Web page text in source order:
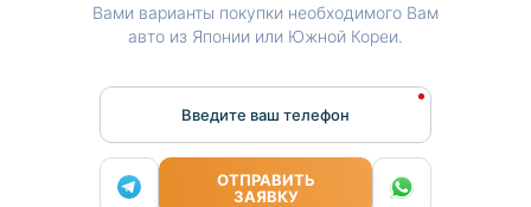
Вами варианты покупки необходимого Вам
авто из Японии или Южной Кореи.
Введите ваш телефон
ОТПРАВИТЬ
ЗАЯВКУ